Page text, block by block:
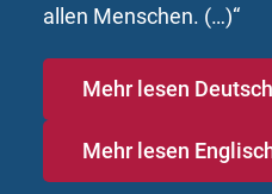
allen Menschen. (…)“
Mehr lesen Deutsch
Mehr lesen